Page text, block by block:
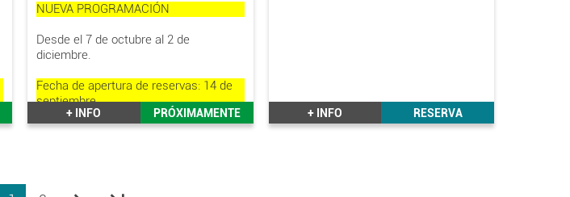
NUEVA PROGRAMACIÓN
Desde el 7 de octubre al 2 de
diciembre.
Fecha de apertura de reservas: 14 de
septiembre
+ INFO PRÓXIMAMENTE + INFO RESERVA